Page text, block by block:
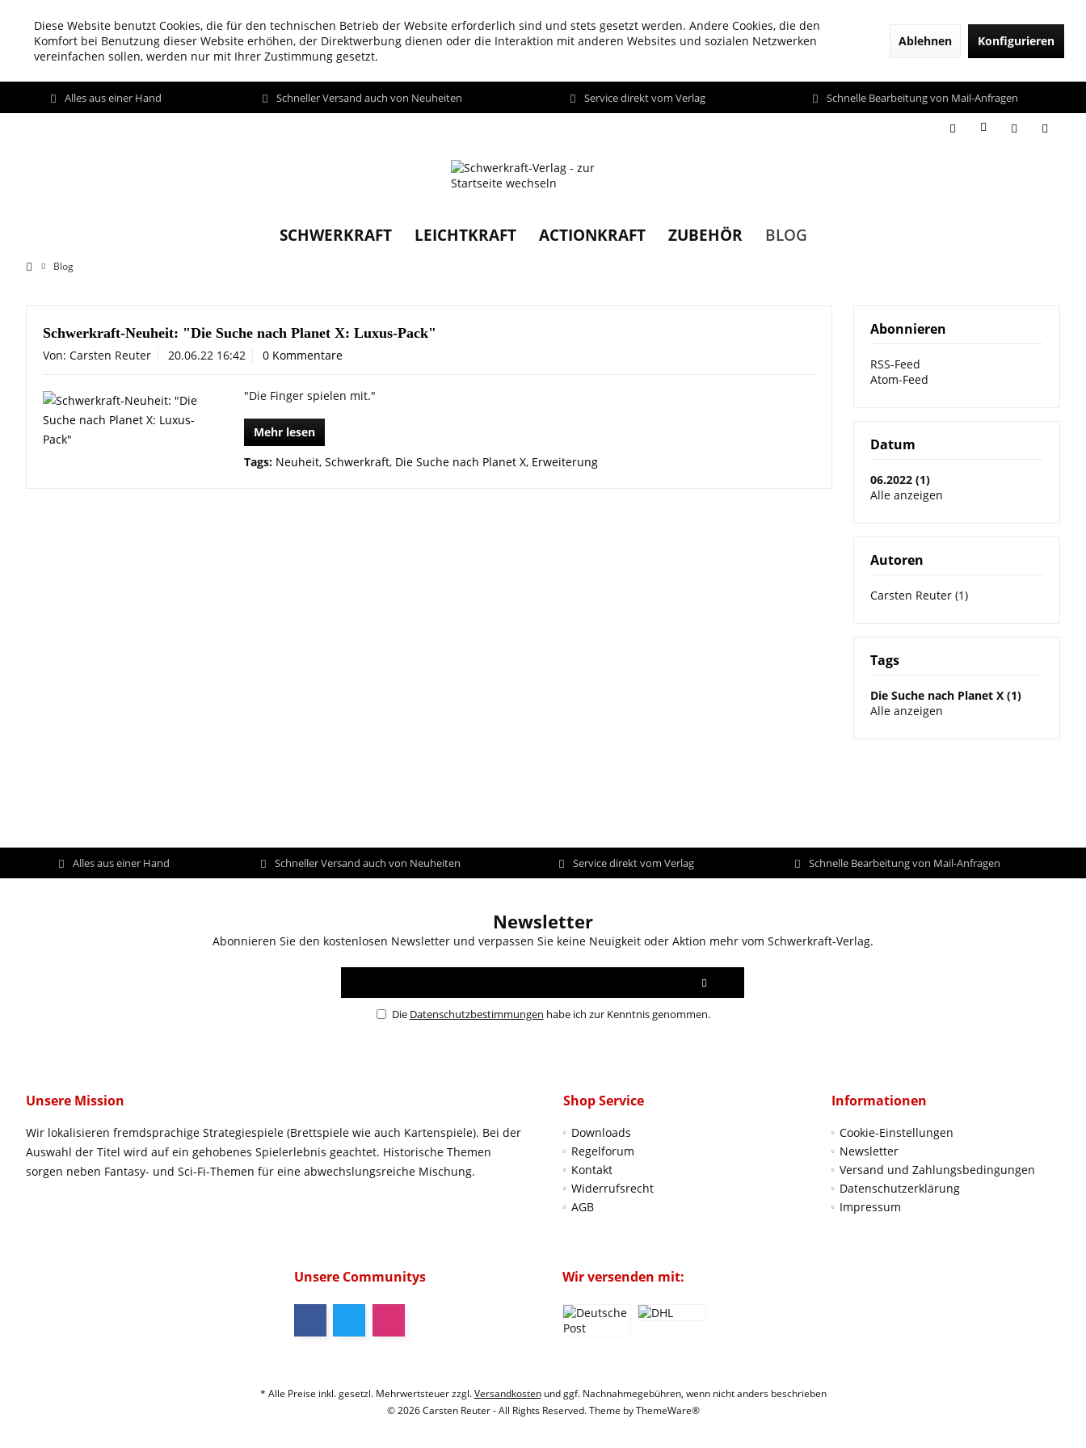
Diese Website benutzt Cookies, die für den technischen Betrieb der Website erforderlich sind und stets gesetzt werden. Andere Cookies, die den
Komfort bei Benutzung dieser Website erhöhen, der Direktwerbung dienen oder die Interaktion mit anderen Websites und sozialen Netzwerken
vereinfachen sollen, werden nur mit Ihrer Zustimmung gesetzt.
Ablehnen Konfigurieren
Alles aus einer Hand Schneller Versand auch von Neuheiten Service direkt vom Verlag Schnelle Bearbeitung von Mail-Anfragen
SCHWERKRAFT LEICHTKRAFT ACTIONKRAFT ZUBEHÖR BLOG
Blog
Abonnieren
RSS-Feed
Atom-Feed
Datum
06.2022 (1)
Alle anzeigen
Autoren
Carsten Reuter (1)
Tags
Die Suche nach Planet X (1)
Alle anzeigen
Schwerkraft-Neuheit: "Die Suche nach Planet X: Luxus-Pack"
Von: Carsten Reuter 20.06.22 16:42 0 Kommentare
"Die Finger spielen mit."
Mehr lesen
Tags: Neuheit, Schwerkraft, Die Suche nach Planet X, Erweiterung
Alles aus einer Hand Schneller Versand auch von Neuheiten Service direkt vom Verlag Schnelle Bearbeitung von Mail-Anfragen
Newsletter
Abonnieren Sie den kostenlosen Newsletter und verpassen Sie keine Neuigkeit oder Aktion mehr vom Schwerkraft-Verlag.
Die Datenschutzbestimmungen habe ich zur Kenntnis genommen.
Unsere Mission
Wir lokalisieren fremdsprachige Strategiespiele (Brettspiele wie auch Kartenspiele). Bei der
Auswahl der Titel wird auf ein gehobenes Spielerlebnis geachtet. Historische Themen
sorgen neben Fantasy- und Sci-Fi-Themen für eine abwechslungsreiche Mischung.
Shop Service
Downloads
Regelforum
Kontakt
Widerrufsrecht
AGB
Informationen
Cookie-Einstellungen
Newsletter
Versand und Zahlungsbedingungen
Datenschutzerklärung
Impressum
Unsere Communitys Wir versenden mit:
* Alle Preise inkl. gesetzl. Mehrwertsteuer zzgl.Versandkostenund ggf. Nachnahmegebühren, wenn nicht anders beschrieben
© 2026 Carsten Reuter - All Rights Reserved. Theme byThemeWare®